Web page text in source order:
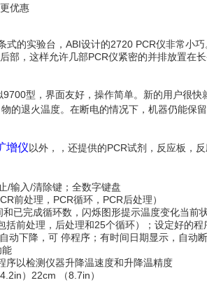
优惠
式的实验台，ABI设计的2720 PCR仪非常小
部，这样允许几部PCR仪紧密的并排放置在
9700型，界面友好，操作简单。新的用户很快
的退火温度。在断电的情况下，机器仍能保留
增仪以外，，还提供的PCR试剂，反应板，
/输入/清除键；全数字键盘
前处理，PCR循环，PCR后处理）
已完成循环数，闪烁图形提示温度变化当前状
括前处理，后处理和25个循环）；设定好的
动下降，可 停程序；有时间日期显示，自动
能
序以检测仪器升降温速度和升降温精度
）22cm （8.7in）